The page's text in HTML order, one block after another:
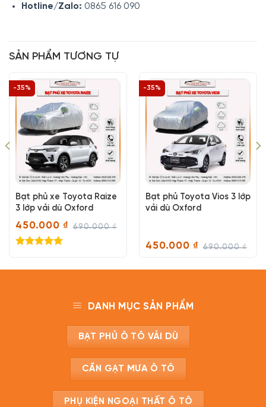
Hotline/Zalo: 0865 616 090
SẢN PHẨM TƯƠNG TỰ
-35%
Bạt phủ xe Toyota Raize
3 lớp vải dù Oxford
690.000₫
gốc
450.000 ₫
hiện
-35%
Bạt phủ Toyota Vios 3 lớp
vải dù Oxford
690.000₫
là:
450.000 ₫
tại
DANH MỤC SẢN PHẨM
BẠT PHỦ Ô TÔ VẢI DÙ
CẦN GẠT MƯA Ô TÔ
PHỤ KIỆN NGOẠI THẤT Ô TÔ